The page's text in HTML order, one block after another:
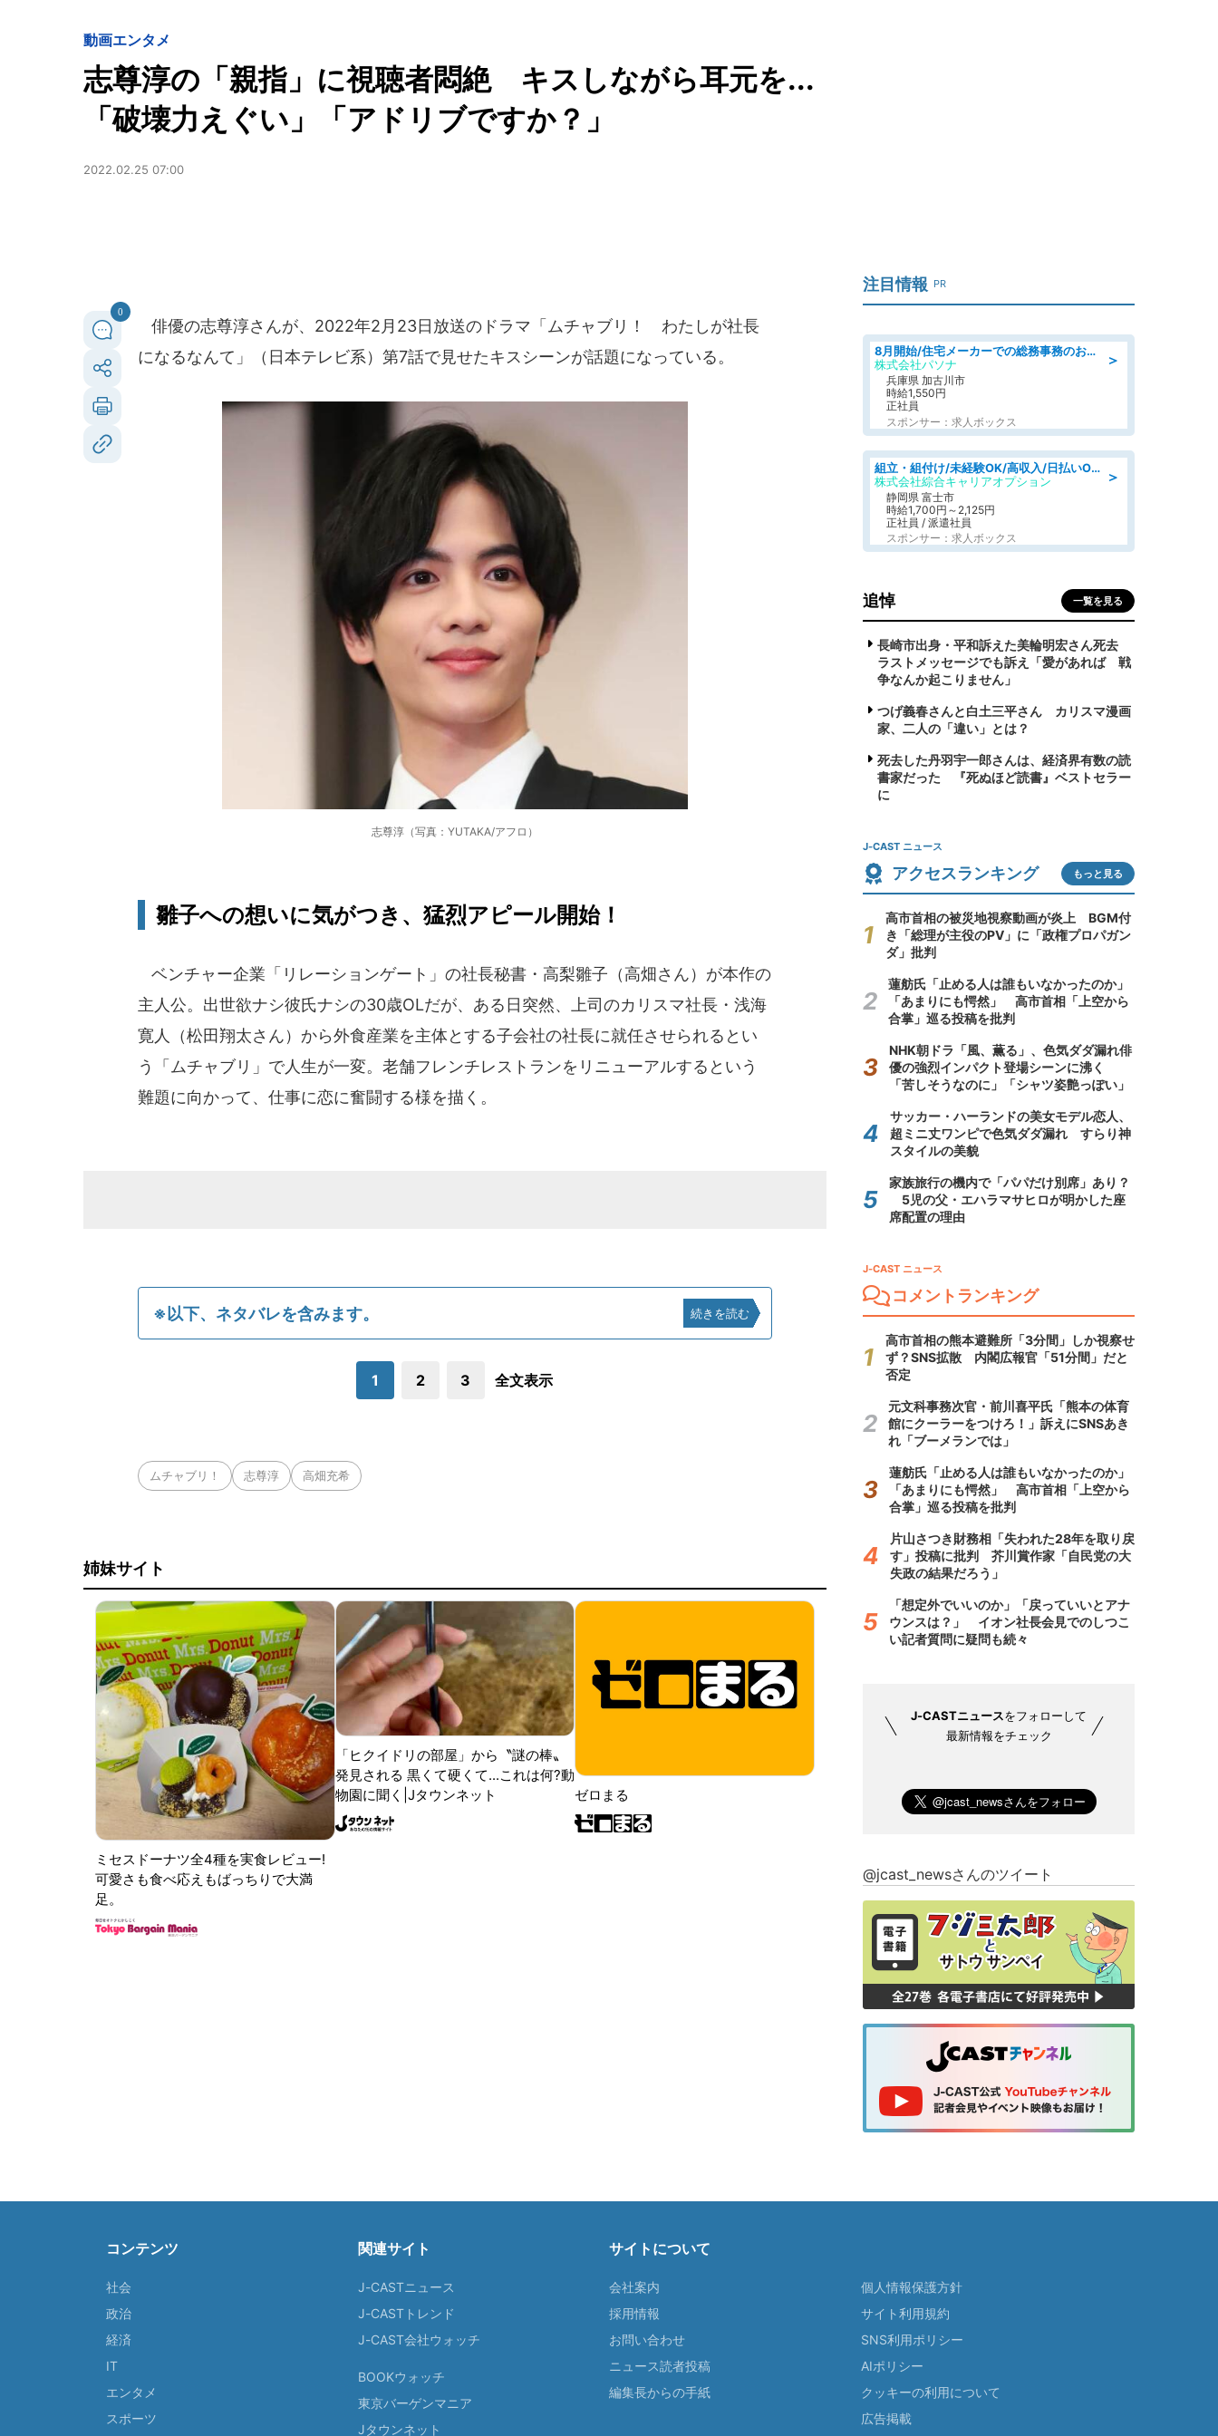
動画エンタメ
志尊淳の「親指」に視聴者悶絶 キスしながら耳元を...
「破壊力えぐい」「アドリブですか？」
2022.02.25 07:00
0
俳優の志尊淳さんが、2022年2月23日放送のドラマ「ムチャブリ！ わたしが社長
になるなんて」（日本テレビ系）第7話で見せたキスシーンが話題になっている。
志尊淳（写真：YUTAKA/アフロ）
雛子への想いに気がつき、猛烈アピール開始！
ベンチャー企業「リレーションゲート」の社長秘書・高梨雛子（高畑さん）が本作の
主人公。出世欲ナシ彼氏ナシの30歳OLだが、ある日突然、上司のカリスマ社長・浅海
寛人（松田翔太さん）から外食産業を主体とする子会社の社長に就任させられるとい
う「ムチャブリ」で人生が一変。老舗フレンチレストランをリニューアルするという
難題に向かって、仕事に恋に奮闘する様を描く。
※以下、ネタバレを含みます。 続きを読む
1 2 3 全文表示
ムチャブリ！ 志尊淳 高畑充希
姉妹サイト
ミセスドーナツ全4種を実食レビュー!
可愛さも食べ応えもばっちりで大満
足。
「ヒクイドリの部屋」から〝謎の棒〟
発見される 黒くて硬くて...これは何?動
物園に聞く|Jタウンネット
ゼロまる
注目情報 PR
＞
8月開始/住宅メーカーでの総務事務のお仕事/駅近/即日勤務可/一般事務/人事労務
株式会社パソナ
兵庫県 加古川市
時給1,550円
正社員
スポンサー：求人ボックス
＞
組立・組付け/未経験OK/高収入/日払いOK/交替制/20・30・40代活躍中
株式会社綜合キャリアオプション
静岡県 富士市
時給1,700円～2,125円
正社員 / 派遣社員
スポンサー：求人ボックス
追悼 一覧を見る
長崎市出身・平和訴えた美輪明宏さん死去
ラストメッセージでも訴え「愛があれば 戦
争なんか起こりません」
つげ義春さんと白土三平さん カリスマ漫画
家、二人の「違い」とは？
死去した丹羽宇一郎さんは、経済界有数の読
書家だった 『死ぬほど読書』ベストセラー
に
J-CAST ニュース
アクセスランキング もっと見る
高市首相の被災地視察動画が炎上 BGM付
き「総理が主役のPV」に「政権プロパガン
ダ」批判
蓮舫氏「止める人は誰もいなかったのか」
「あまりにも愕然」 高市首相「上空から
合掌」巡る投稿を批判
NHK朝ドラ「風、薫る」、色気ダダ漏れ俳
優の強烈インパクト登場シーンに沸く
「苦しそうなのに」「シャツ姿艶っぽい」
サッカー・ハーランドの美女モデル恋人、
超ミニ丈ワンピで色気ダダ漏れ すらり神
スタイルの美貌
家族旅行の機内で「パパだけ別席」あり？
5児の父・エハラマサヒロが明かした座
席配置の理由
J-CAST ニュース
コメントランキング
高市首相の熊本避難所「3分間」しか視察せ
ず？SNS拡散 内閣広報官「51分間」だと
否定
元文科事務次官・前川喜平氏「熊本の体育
館にクーラーをつけろ！」訴えにSNSあき
れ「ブーメランでは」
蓮舫氏「止める人は誰もいなかったのか」
「あまりにも愕然」 高市首相「上空から
合掌」巡る投稿を批判
片山さつき財務相「失われた28年を取り戻
す」投稿に批判 芥川賞作家「自民党の大
失政の結果だろう」
「想定外でいいのか」「戻っていいとアナ
ウンスは？」 イオン社長会見でのしつこ
い記者質問に疑問も続々
J-CASTニュースをフォローして
最新情報をチェック
@jcast_newsさんのツイート
コンテンツ
社会
政治
経済
IT
エンタメ
スポーツ
関連サイト
J-CASTニュース
J-CASTトレンド
J-CAST会社ウォッチ
BOOKウォッチ
東京バーゲンマニア
Jタウンネット
サイトについて
会社案内
採用情報
お問い合わせ
ニュース読者投稿
編集長からの手紙
個人情報保護方針
サイト利用規約
SNS利用ポリシー
AIポリシー
クッキーの利用について
広告掲載